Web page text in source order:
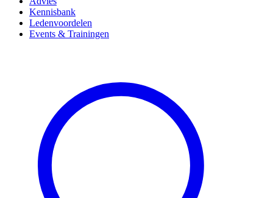
Kennisbank
Ledenvoordelen
Events & Trainingen